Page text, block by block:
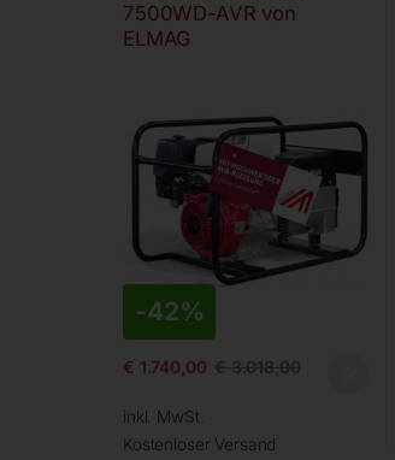
7500WD-AVR von
ELMAG
-42%
€ 1.740,00 €3.018,00
inkl. MwSt.
Kostenloser Versand